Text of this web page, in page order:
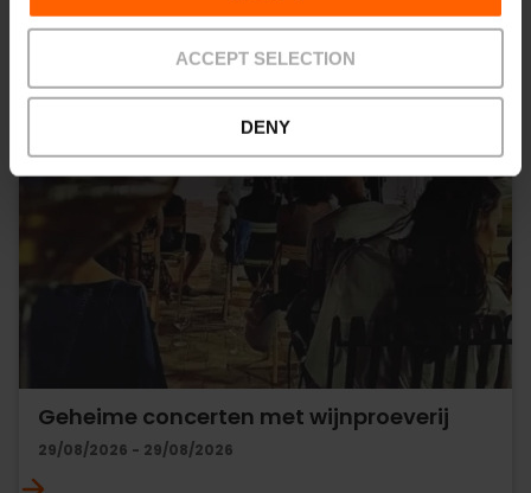
ACCEPT SELECTION
DENY
Geheime concerten met wijnproeverij
29/08/2026 - 29/08/2026